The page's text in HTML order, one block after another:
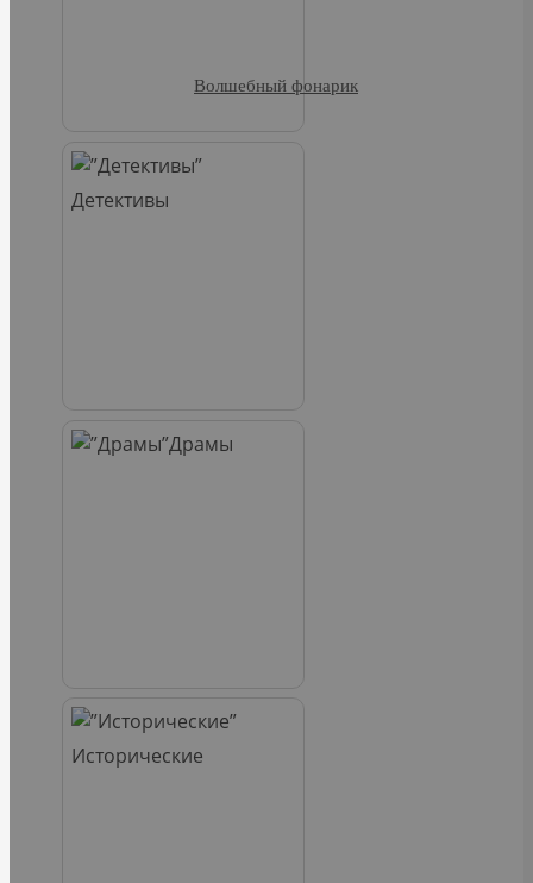
Детективы
Драмы
Исторические
Волшебный фонарик